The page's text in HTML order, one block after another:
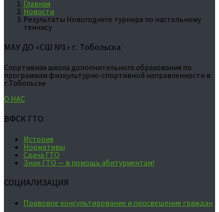
Главная
Новости
Результаты Новогоднего турнира по настольному
теннису
МАУ ДО «СШ №1» г. Тобольска
Спортивная школа дополнительного образования по
программам физкультурно-спортивной направленности в
г.Тобольске
О НАС
ВФСК ГТО
История
Нормативы
Сдача ГТО
Знак ГТО — в помощь абитуриентам!
СОЦИАЛИЗАЦИЯ
Правовое консультирование и просвещение граждан